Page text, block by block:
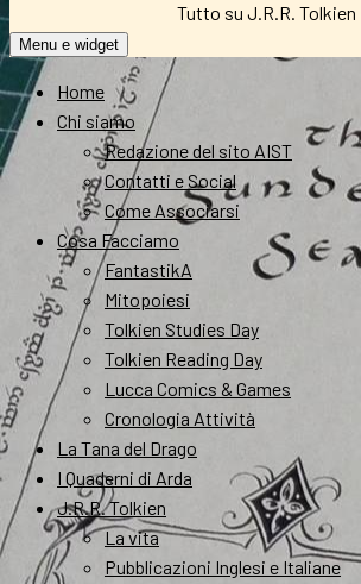
Tutto su J.R.R. Tolkien
Menu e widget
Home
Chi siamo
Redazione del sito AIST
Contatti e Social
Come Associarsi
Cosa Facciamo
FantastikA
Mitopoiesi
Tolkien Studies Day
Tolkien Reading Day
Lucca Comics & Games
Cronologia Attività
La Tana del Drago
I Quaderni di Arda
J.R.R. Tolkien
La vita
Pubblicazioni Inglesi e Italiane